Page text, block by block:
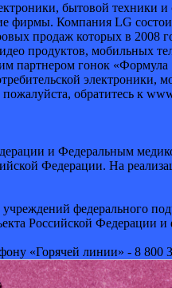
бытовой техники
фирмы. Компания LG
продаж которых в 2008
продуктов, мобильных
партнером гонок «Формула
электроники,
обратитесь к
и Федеральным
Федерации. На
федерального
Российской Федерации
«Горячей линии» - 8 800